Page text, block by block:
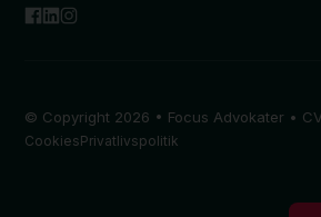
© Copyright 2026 • Focus Advokater •
CookiesPrivatlivspolitik